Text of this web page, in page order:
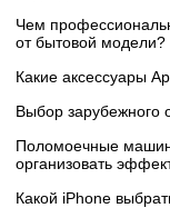
Чем
от бытовой модели?
Какие аксессуары
Выбор зарубежного
Поломоечные
организовать
Какой iPhone